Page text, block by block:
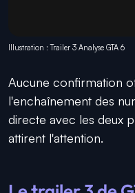
Illustration : Trailer 3 Analyse GTA 6
Aucune confirmation
l'enchaînement des
directe avec les deux
attirent l'attention.